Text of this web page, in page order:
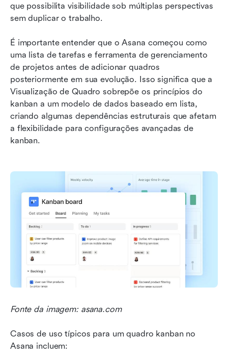
que possibilita visibilidade sob múltiplas perspectivas
sem duplicar o trabalho.
É importante entender que o Asana começou como
uma lista de tarefas e ferramenta de gerenciamento
de projetos antes de adicionar quadros
posteriormente em sua evolução. Isso significa que a
Visualização de Quadro sobrepõe os princípios do
kanban a um modelo de dados baseado em lista,
criando algumas dependências estruturais que afetam
a flexibilidade para configurações avançadas de
kanban.
Fonte da imagem: asana.com
Casos de uso típicos para um quadro kanban no
Asana incluem: